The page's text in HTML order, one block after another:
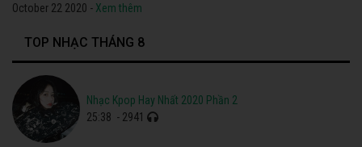
October 22 2020 - Xem thêm
TOP NHẠC THÁNG 8
Nhạc Kpop Hay Nhất 2020 Phần 2
25:38 - 2941